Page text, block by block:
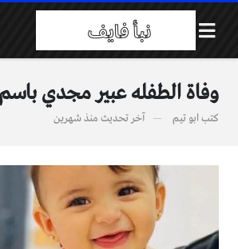
وفاة الطفله عبير مجدي
كتب ابو تيم آخر تحديث منذ شهرين